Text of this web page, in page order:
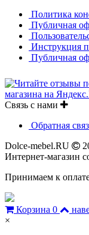
Политика
Публичная
Инструкция
Публичная
Связь с нами
Обратная
Dolce-mebel.RU
Интернет-магазин
Принимаем к
Корзина 0
×